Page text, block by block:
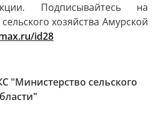
Подписывайтесь на
хозяйства Амурской
id28
"Министерство сельского